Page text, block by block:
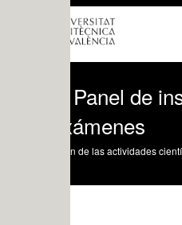
de
de las actividades científicas,